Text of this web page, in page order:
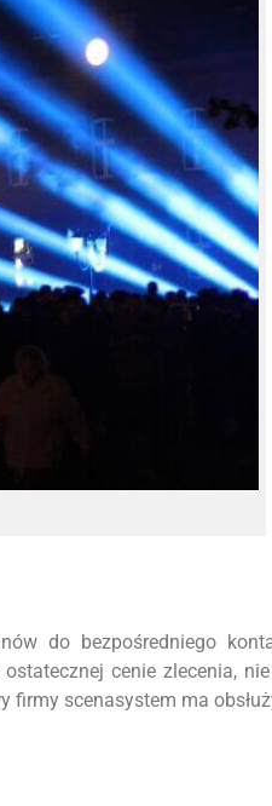
do bezpośredniego
cenie zlecenia,
firmy scenasystem ma